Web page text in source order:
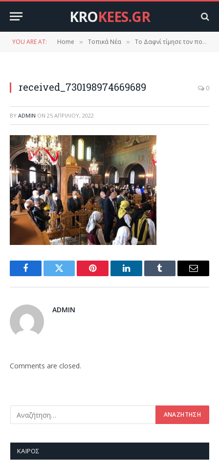
KROKEES.GR
YOU ARE AT: Home » Τοπικά Νέα » Το Δαφνί τίμησε τον πολιούχο του Άγιο Γεώργιο.
received_730198974669689 0
BY ADMIN ON 25 ΑΠΡΙΛΊΟΥ, 2022
FacebookTwitter Pinterest LinkedInTumblr Email
ADMIN
Comments are closed.
ΚΑΙΡΌΣ